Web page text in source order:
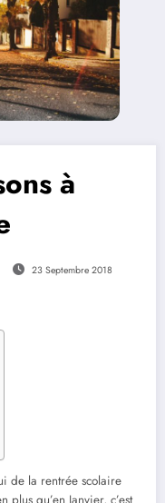
à
23 Septembre 2018
de la rentrée scolaire